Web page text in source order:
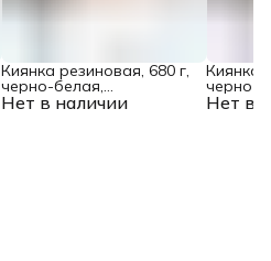
Нет в наличии
Киянка резиновая, 680 г,
черно-белая,
фибергласовая рукоятка Нет в
Киянка
черно-